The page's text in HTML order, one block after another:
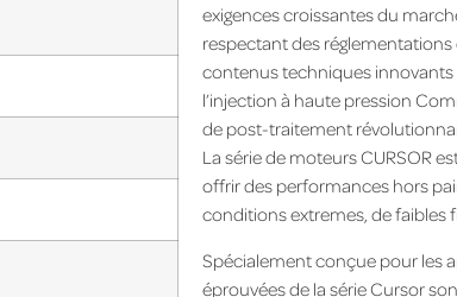
exigences croissantes du
respectant des
contenus techniques innovants
l’injection à haute pression
de post-traitement
La série de moteurs CURSOR
offrir des performances hors
conditions extremes, de faibles
Spécialement conçue pour les
éprouvées de la série Cursor